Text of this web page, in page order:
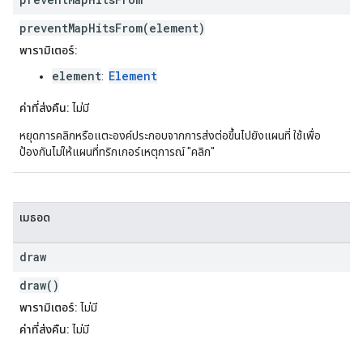
preventMapHitsFrom(element)
พารามิเตอร์:
element: Element
ค่าที่ส่งคืน: ไม่มี
หยุดการคลิกหรือแตะองค์ประกอบจากการส่งต่อขึ้นไปยังแผนที่ ใช้เพื่อ
ป้องกันไม่ให้แผนที่ทริกเกอร์เหตุการณ์ "คลิก"
เมธอด
draw
draw()
พารามิเตอร์: ไม่มี
ค่าที่ส่งคืน: ไม่มี